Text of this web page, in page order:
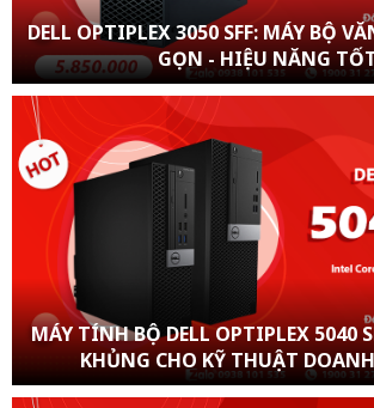
DELL OPTIPLEX 3050 SFF: MÁY BỘ
GỌN - HIỆU NĂNG
MÁY TÍNH BỘ DELL OPTIPLEX 5040
KHỦNG CHO KỸ THUẬT